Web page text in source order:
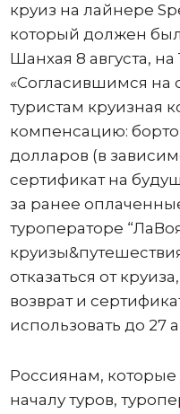
круиз на лайнере
который должен
Шанхая 8 августа, на
«Согласившимся
туристам круизная
компенсацию:
долларов (в
сертификат на
за ранее
туроператоре
отказаться от
возврат и
использовать до 27
Россиянам,
началу туров,